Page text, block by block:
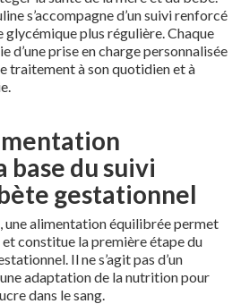
s’accompagne d’un suivi renforcé
glycémique plus régulière. Chaque
d’une prise en charge personnalisée
traitement à son quotidien et à
base du suivi
gestationnel
une alimentation équilibrée permet
constitue la première étape du
Il ne s’agit pas d’un
adaptation de la nutrition pour
dans le sang.